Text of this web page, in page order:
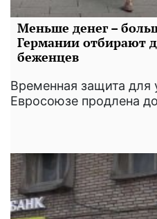
Меньше денег –
Германии отбирают
беженцев
Временная защита для
Евросоюзе продлена